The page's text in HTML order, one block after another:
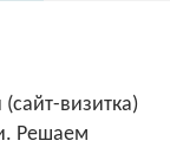
визитка)
Решаем